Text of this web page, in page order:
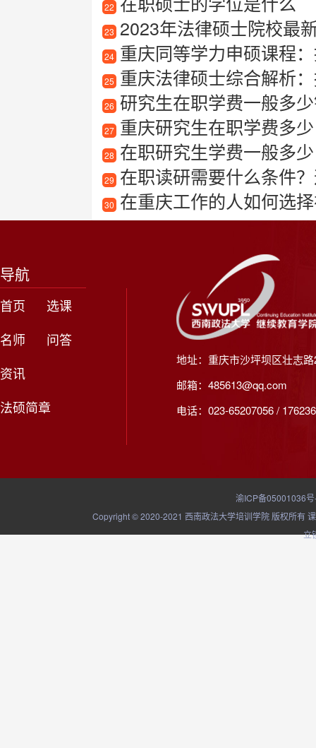
22
23 2023年法律硕士院校最
24 重庆同等学力申硕课程
25 重庆法律硕士综合解析：
26 研究生在职学费一般多
27 重庆研究生在职学费多少
28 在职研究生学费一般多少
29 在职读研需要什么条件
30 在重庆工作的人如何选
导航
首页
选课
名师
问答
资讯
法硕简章
地址：重庆市沙坪坝区壮志
邮箱：485613@qq.com
电话：023-65207056 /
渝ICP备05001036
Copyright © 2020-2021 西南政法大学培训学院 版权所有
立